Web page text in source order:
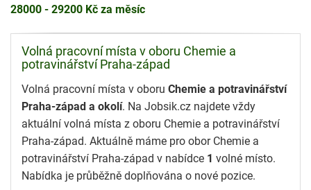
28000 - 29200 Kč za měsíc
Volná pracovní místa v oboru Chemie a
potravinářství Praha-západ
Volná pracovní místa v oboru Chemie a potravinářství
Praha-západ a okolí. Na Jobsik.cz najdete vždy
aktuální volná místa z oboru Chemie a potravinářství
Praha-západ. Aktuálně máme pro obor Chemie a
potravinářství Praha-západ v nabídce 1 volné místo.
Nabídka je průběžně doplňována o nové pozice.